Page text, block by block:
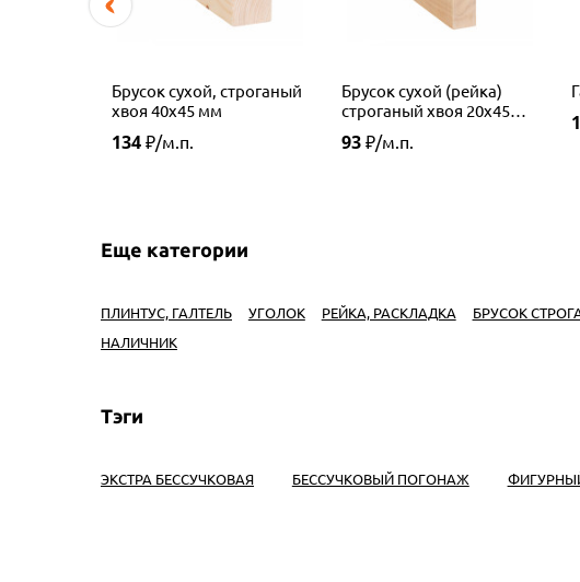
Брусок сухой, строганый
хвоя 40х45 мм
134 ₽/м.п.
Брусок сухой (рейка)
строганый хвоя 20х45
мм, сорт АВ
93 ₽/м.п.
Еще категории
ПЛИНТУС, ГАЛТЕЛЬ УГОЛОК РЕЙКА, РАСКЛАДКА
БРУСОК
НАЛИЧНИК
Тэги
ЭКСТРА БЕССУЧКОВАЯ БЕССУЧКОВЫЙ ПОГОНАЖ